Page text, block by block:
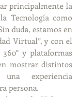
principalmente la
Tecnología como
duda, estamos en
Virtual”, y con el
y plataformas
mostrar distintos
experiencia
persona.